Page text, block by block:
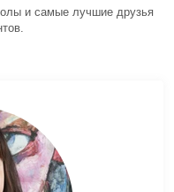
и самые лучшие друзья